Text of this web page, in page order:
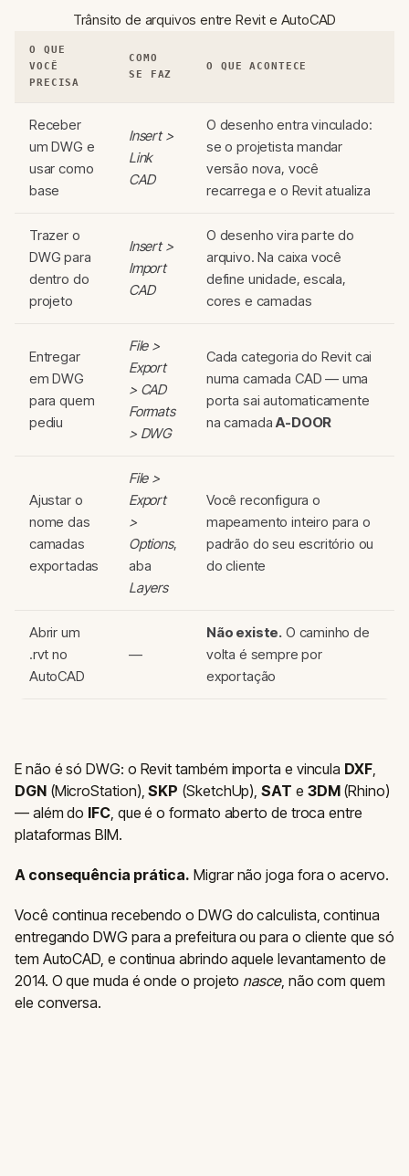
Trânsito de arquivos entre Revit e AutoCAD
O QUE
VOCÊ
PRECISA
COMO
SE FAZ
O QUE ACONTECE
Receber
um DWG e
usar como
base
Insert >
Link
CAD
O desenho entra vinculado:
se o projetista mandar
versão nova, você
recarrega e o Revit atualiza
Trazer o
DWG para
dentro do
projeto
Insert >
Import
CAD
O desenho vira parte do
arquivo. Na caixa você
define unidade, escala,
cores e camadas
Entregar
em DWG
para quem
pediu
File >
Export
> CAD
Formats
> DWG
Cada categoria do Revit cai
numa camada CAD — uma
porta sai automaticamente
na camadaA-DOOR
Ajustar o
nome das
camadas
exportadas
File >
Export
>
Options,
aba
Layers
Você reconfigura o
mapeamento inteiro para o
padrão do seu escritório ou
do cliente
Abrir um
.rvt no
AutoCAD
—
Não existe. O caminho de
volta é sempre por
exportação
E não é só DWG: o Revit também importa e vincula DXF,
DGN(MicroStation),SKP (SketchUp),SAT e 3DM(Rhino)
— além do IFC, que é o formato aberto de troca entre
plataformas BIM.
A consequência prática. Migrar não joga fora o acervo.
Você continua recebendo o DWG do calculista, continua
entregando DWG para a prefeitura ou para o cliente que só
tem AutoCAD, e continua abrindo aquele levantamento de
2014. O que muda é onde o projeto nasce, não com quem
ele conversa.